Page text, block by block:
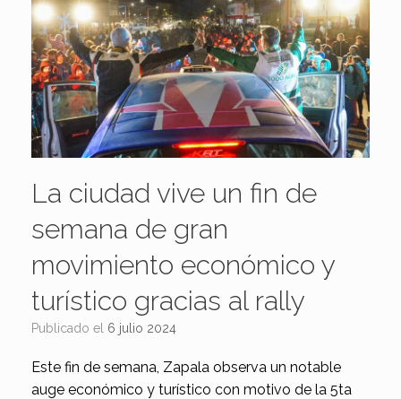
La ciudad vive un fin de
semana de gran
movimiento económico y
turístico gracias al rally
Publicado el 6 julio 2024
Este fin de semana, Zapala observa un notable
auge económico y turístico con motivo de la 5ta